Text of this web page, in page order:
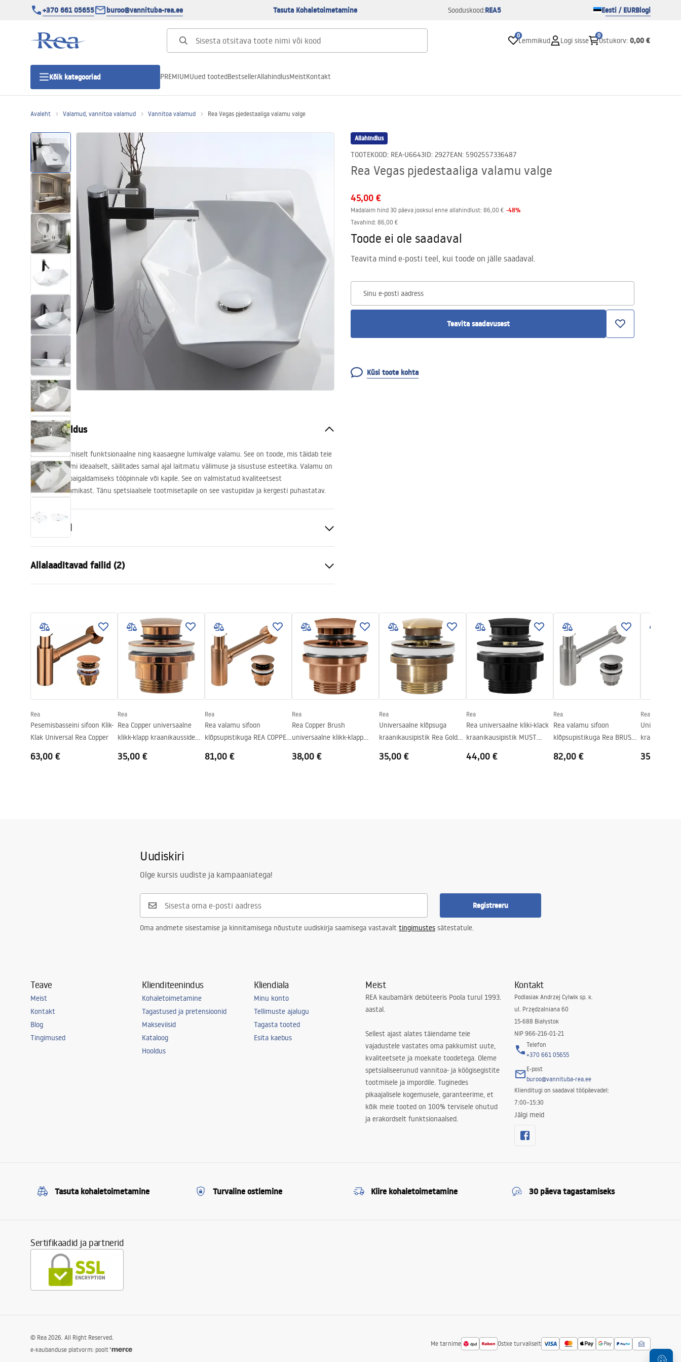
+370 661 05655 buroo@vannituba-rea.ee Tasuta Kohaletoimetamine Sooduskood:REA5 Eesti / EURBlogi
0
Lemmikud Logi sisse
0
Ostukorv: 0,00 €
Kõik kategooriad
Duši uks
Vannitoa dušialused
Lineaarne duši äravool
Tualettruumid
Vajub ära
Vannid ja ekraanid
Vannitoa segistid
Vannitoas dušid
Köök
Vannitoa tarvikud
PREMIUMUued tootedBestsellerAllahindlusMeistKontakt
Avaleht Valamud, vannitoa valamud Vannitoa valamud Rea Vegas pjedestaaliga valamu valge
Allahindlus
TOOTEKOOD: REA-U6643ID: 2927EAN: 5902557336487
Rea Vegas pjedestaaliga valamu valge
45,00 €
Madalaim hind 30 päeva jooksul enne allahindlust: 86,00 € -48%
Tavahind: 86,00 €
Toode ei ole saadaval
Teavita mind e-posti teel, kui toode on jälle saadaval.
Sinu e-posti aadress
Teavita saadavusest
Küsi toote kohta
Tootekirjeldus
Kaunis ja äärmiselt funktsionaalne ning kaasaegne lumivalge valamu. See on toode, mis täidab teie
vannitoa ruumi ideaalselt, säilitades samal ajal laitmatu välimuse ja sisustuse esteetika. Valamu on
kohandatud paigaldamiseks tööpinnale või kapile. See on valmistatud kvaliteetsest
sanitaarkeraamikast. Tänu spetsiaalsele tootmisetapile on see vastupidav ja kergesti puhastatav.
Omadused
Materjal
Värv
Valge
Laius
mm
Kõrgus
120
mm
Sügavus
Kuju
Mittestandardne
Kraani auk
Ei
Ülevooluava
Allalaaditavad failid (2)
Warranty_Terms_and_Conditions_
Basins_-_5.pdf
Rea
Pesemisbasseini sifoon Klik-
Klak Universal Rea Copper
63,00 €
Rea
Rea Copper universaalne
klikk-klapp kraanikausside
35,00 €
Rea
Rea valamu sifoon
klõpsupistikuga REA COPPER
81,00 €
Rea
Rea Copper Brush
universaalne klikk-klapp
38,00 €
Rea
Universaalne klõpsuga
kraanikausipistik Rea Gold
35,00 €
Rea
Rea universaalne kliki-klack
kraanikausipistik MUST
44,00 €
Rea
Rea valamu sifoon
klõpsupistikuga Rea BRUSH
82,00 €
Rea
35,00 €
Uudiskiri
Olge kursis uudiste ja kampaaniatega!
Registreeru
Oma andmete sisestamise ja kinnitamisega nõustute uudiskirja saamisega vastavalt tingimustes sätestatule.
Teave
Meist
Kontakt
Blog
Tingimused
Klienditeenindus
Kohaletoimetamine
Tagastused ja pretensioonid
Makseviisid
Kataloog
Hooldus
Kliendiala
Minu konto
Tellimuste ajalugu
Tagasta tooted
Esita kaebus
Meist
REA kaubamärk debüteeris Poola turul 1993.
aastal.
Sellest ajast alates täiendame teie
vajadustele vastates oma pakkumist uute,
kvaliteetsete ja moekate toodetega. Oleme
spetsialiseerunud vannitoa- ja köögisegistite
tootmisele ja impordile. Tuginedes
pikaajalisele kogemusele, garanteerime, et
kõik meie tooted on 100% tervisele ohutud
ja erakordselt funktsionaalsed.
Kontakt
Podlasiak Andrzej Cylwik sp. k.
ul. Przędzalniana 60
15-688 Białystok
NIP 966-216-01-21
Telefon
+370 661 05655
E-post
buroo@vannituba-rea.ee
Klienditugi on saadaval tööpäevadel:
7:00–15:30
Jälgi meid
Tasuta kohaletoimetamine Turvaline ostlemine Kiire kohaletoimetamine 30 päeva tagastamiseks
Sertifikaadid ja partnerid
Me tarnime Ostke turvaliselt
© Rea 2026. All Right Reserved.
e-kaubanduse platvorm: poolt